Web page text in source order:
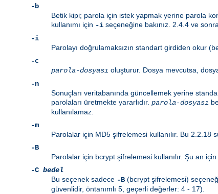
-b
Betik kipi; parola için istek yapmak yerine parola
kullanımı için -i seçeneğine bakınız. 2.4.4 ve
-i
Parolayı doğrulamaksızın standart girdiden okur
-c
parola-dosyası oluşturur. Dosya mevcutsa,
-n
Sonuçları veritabanında güncellemek yerine
parolaları üretmekte yararlıdır. parola-dosyası
kullanılamaz.
-m
Parolalar için MD5 şifrelemesi kullanılır. Bu 2.2.18
-B
Parolalar için bcrypt şifrelemesi kullanılır. Şu an
-C bedel
Bu seçenek sadece -B (bcrypt şifrelemesi)
güvenlidir, öntanımlı 5, geçerli değerler: 4 - 17).